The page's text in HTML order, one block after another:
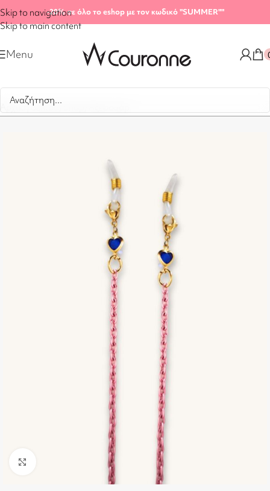
Skip to navigation
Skip to main content
-20%σε όλο το eshop με τον κωδικό "SUMMER""
Menu
Αρχική σελίδα